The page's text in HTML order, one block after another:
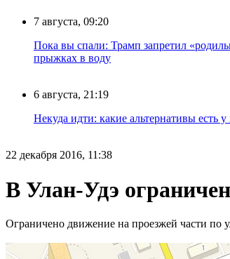
7 августа, 09:20
Пока вы спали: Трамп запретил
прыжках в воду
6 августа, 21:19
Некуда идти: какие альтернативы есть
22 декабря 2016, 11:38
В Улан-Удэ
Ограничено движение на проезжей части по